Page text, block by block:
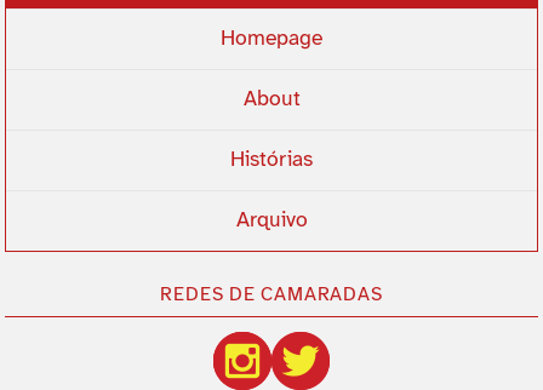
Homepage
About
Histórias
Arquivo
REDES DE CAMARADAS